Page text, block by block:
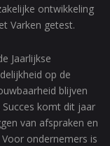
ontwikkeling
Varken getest.
Jaarlijkse
op de
blijven
komt dit jaar
van afspraken en
ondernemers is